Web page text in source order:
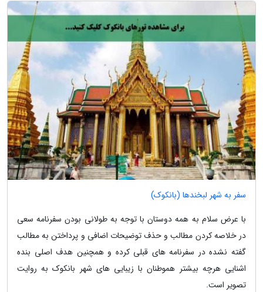
سفر به شهر لبخندها (بانکوک)
با عرض سلام به همه دوستان با توجه به طولانی بودن سفرنامه سعی
در خلاصه کردن مطالب و حذف توضیحات اضافی و پرداختن به مطالب
گفته نشده در سفرنامه های قبلی کرده و همچنین هدف اصلی بنده
اشنایی هرچه بیشتر هموطنان با زیبایی های شهر بانکوک به روایت
تصویر است.